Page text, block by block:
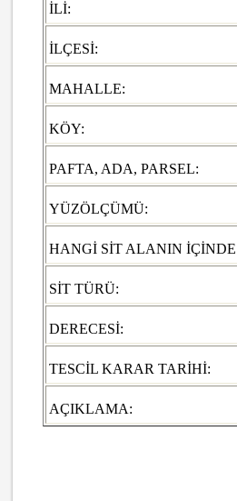
İLİ:
İLÇESİ:
MAHALLE:
KÖY:
PAFTA, ADA, PARSEL:
YÜZÖLÇÜMÜ:
HANGİ SİT ALANIN
SİT TÜRÜ:
DERECESİ:
TESCİL KARAR TARİHİ:
AÇIKLAMA: